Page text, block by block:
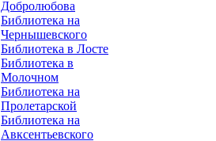
Добролюбова
Библиотека на
Чернышевского
Библиотека в Лосте
Библиотека в
Молочном
Библиотека на
Пролетарской
Библиотека на
Авксентьевского